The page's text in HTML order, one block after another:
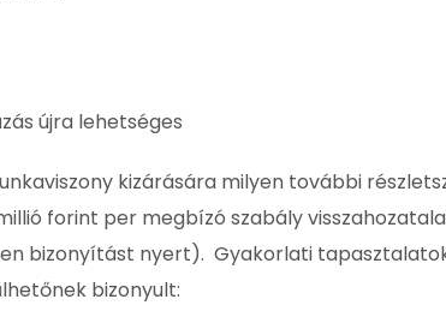
újra lehetséges
kizárására milyen további
forint per megbízó szabály
bizonyítást nyert). Gyakorlati
bizonyult: